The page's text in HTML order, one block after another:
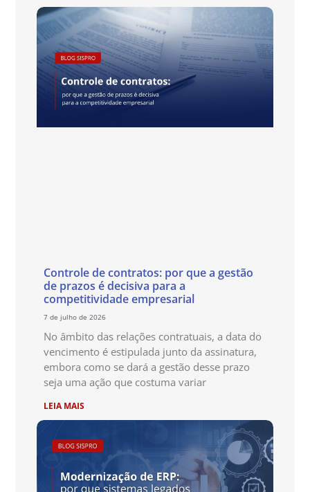
Controle de contratos: por que a gestão
de prazos é decisiva para a
competitividade empresarial
7 de julho de 2026
No âmbito das relações contratuais, a data do
vencimento é estipulada junto da assinatura,
embora como se dará a gestão desse prazo
seja uma ação que costuma variar
LEIA MAIS